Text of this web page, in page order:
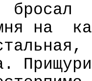
бросал
на